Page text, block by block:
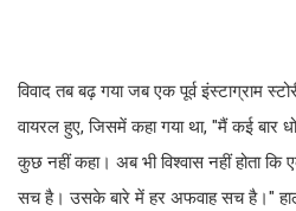
विवाद तब बढ़ गया जब एक पूर्व इंस्टाग्राम
वायरल हुए, जिसमें कहा गया था, "मैं कई बार
कुछ नहीं कहा। अब भी विश्वास नहीं होता
सच है। उसके बारे में हर अफवाह सच है।"